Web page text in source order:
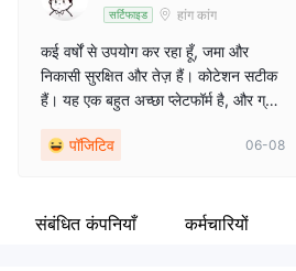
सर्टिफाइड हांग कांग
कई वर्षों से उपयोग कर रहा हूँ, जमा और
निकासी सुरक्षित और तेज़ हैं। कोटेशन सटीक
हैं। यह एक बहुत अच्छा प्लेटफॉर्म है, और ग्राह
हती है, किसी भी प्रश्न का उत्तर बहुत जल्दी
पॉजिटिव 06-08
संबंधित कंपनियाँ कर्मचारियों